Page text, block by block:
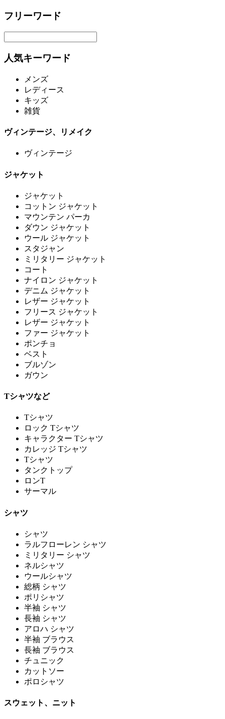
フリーワード
人気キーワード
メンズ
レディース
キッズ
雑貨
ヴィンテージ、リメイク
ヴィンテージ
ジャケット
ジャケット
コットン ジャケット
マウンテン パーカ
ダウン ジャケット
ウール ジャケット
スタジャン
ミリタリー ジャケット
コート
ナイロン ジャケット
デニム ジャケット
レザー ジャケット
フリース ジャケット
レザー ジャケット
ファー ジャケット
ポンチョ
ベスト
ブルゾン
ガウン
Tシャツなど
Tシャツ
ロック Tシャツ
キャラクター Tシャツ
カレッジ Tシャツ
Tシャツ
タンクトップ
ロンT
サーマル
シャツ
シャツ
ラルフローレン シャツ
ミリタリー シャツ
ネルシャツ
ウールシャツ
総柄 シャツ
ポリシャツ
半袖 シャツ
長袖 シャツ
アロハ シャツ
半袖 ブラウス
長袖 ブラウス
チュニック
カットソー
ポロシャツ
スウェット、ニット